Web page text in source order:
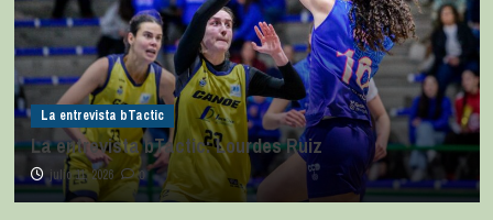
La entrevista bTactic
La entrevista bTactic: Lourdes Ruiz
julio 11, 2026 0